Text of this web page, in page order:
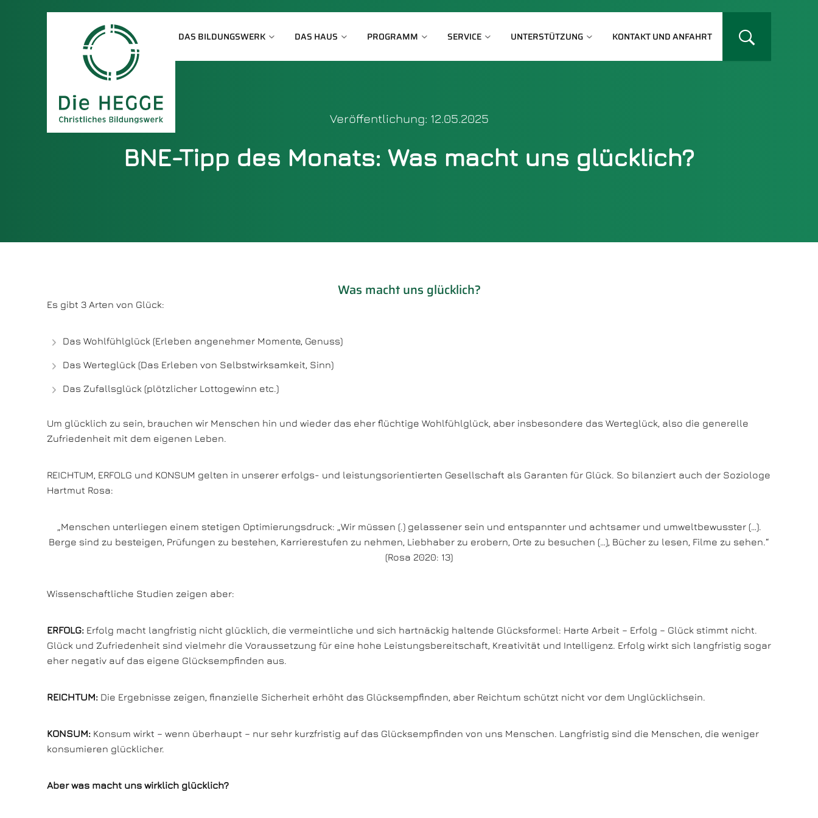
DAS BILDUNGSWERK DAS HAUS PROGRAMM SERVICE UNTERSTÜTZUNG KONTAKT UND ANFAHRT
Veröffentlichung: 12.05.2025
BNE-Tipp des Monats: Was macht uns glücklich?
Was macht uns glücklich?
Es gibt 3 Arten von Glück:
Das Wohlfühlglück (Erleben angenehmer Momente, Genuss)
Das Werteglück (Das Erleben von Selbstwirksamkeit, Sinn)
Das Zufallsglück (plötzlicher Lottogewinn etc.)
Um glücklich zu sein, brauchen wir Menschen hin und wieder das eher flüchtige Wohlfühlglück, aber insbesondere das Werteglück, also die generelle
Zufriedenheit mit dem eigenen Leben.
REICHTUM, ERFOLG und KONSUM gelten in unserer erfolgs- und leistungsorientierten Gesellschaft als Garanten für Glück. So bilanziert auch der Soziologe
Hartmut Rosa:
„Menschen unterliegen einem stetigen Optimierungsdruck: „Wir müssen (.) gelassener sein und entspannter und achtsamer und umweltbewusster (…).
Berge sind zu besteigen, Prüfungen zu bestehen, Karrierestufen zu nehmen, Liebhaber zu erobern, Orte zu besuchen (…), Bücher zu lesen, Filme zu sehen.“
(Rosa 2020: 13)
Wissenschaftliche Studien zeigen aber:
ERFOLG: Erfolg macht langfristig nicht glücklich, die vermeintliche und sich hartnäckig haltende Glücksformel: Harte Arbeit – Erfolg – Glück stimmt nicht.
Glück und Zufriedenheit sind vielmehr die Voraussetzung für eine hohe Leistungsbereitschaft, Kreativität und Intelligenz. Erfolg wirkt sich langfristig sogar
eher negativ auf das eigene Glücksempfinden aus.
REICHTUM: Die Ergebnisse zeigen, finanzielle Sicherheit erhöht das Glücksempfinden, aber Reichtum schützt nicht vor dem Unglücklichsein.
KONSUM: Konsum wirkt – wenn überhaupt – nur sehr kurzfristig auf das Glücksempfinden von uns Menschen. Langfristig sind die Menschen, die weniger
konsumieren glücklicher.
Aber was macht uns wirklich glücklich?